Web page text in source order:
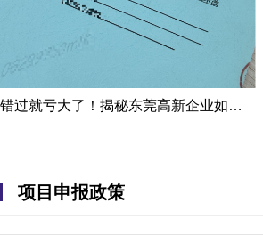
错过就亏大了！揭秘东莞高新企业如何轻松拿下省级技术改造项目300万补贴
项目申报政策